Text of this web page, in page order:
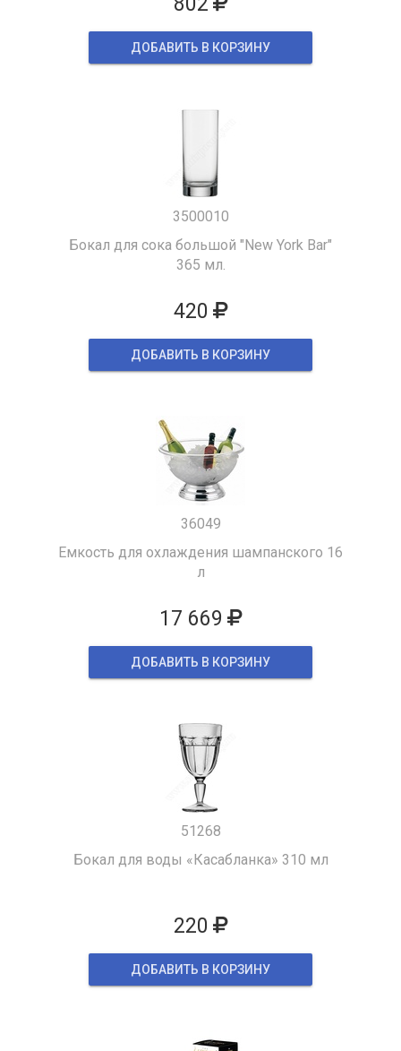
ДОБАВИТЬ В КОРЗИНУ
3500010
Бокал для сока большой "New York Bar"
365 мл.
420
ДОБАВИТЬ В КОРЗИНУ
36049
Емкость для охлаждения шампанского 16
л
17 669
ДОБАВИТЬ В КОРЗИНУ
51268
Бокал для воды «Касабланка» 310 мл
220
ДОБАВИТЬ В КОРЗИНУ